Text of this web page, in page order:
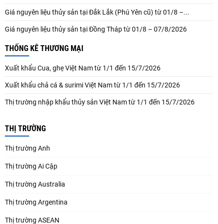
Giá nguyên liệu thủy sản tại Đắk Lắk (Phú Yên cũ) từ 01/8 –...
Giá nguyên liệu thủy sản tại Đồng Tháp từ 01/8 – 07/8/2026
THỐNG KÊ THƯƠNG MẠI
Xuất khẩu Cua, ghẹ Việt Nam từ 1/1 đến 15/7/2026
Xuất khẩu chả cá & surimi Việt Nam từ 1/1 đến 15/7/2026
Thị trường nhập khẩu thủy sản Việt Nam từ 1/1 đến 15/7/2026
THỊ TRƯỜNG
Thị trường Anh
Thị trường Ai Cập
Thị trường Australia
Thị trường Argentina
Thị trường ASEAN